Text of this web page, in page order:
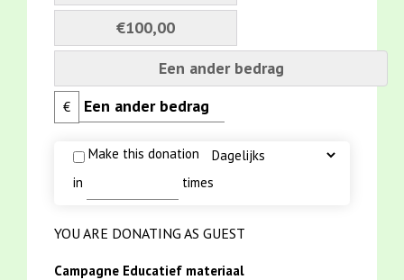
€100,00
Een ander bedrag
€
Make this donation
in
times
YOU ARE DONATING AS GUEST
Campagne Educatief materiaal